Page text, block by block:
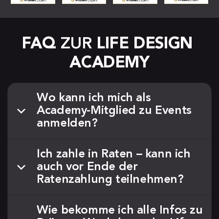
FAQ ZUR LIFE DESIGN
ACADEMY
Wo kann ich mich als
Academy-Mitglied zu Events
anmelden?
Im Rahmen der Life-Design-Academy bekommst
Du einen Account in unserem Mitglieder-Bereich.
Der Mitgliederbereich läuft über ein Programm
https://damian-richter.com/login
Ich zahle in Raten – kann ich
auch vor Ende der
Ratenzahlung teilnehmen?
Ja, wenn Du die Life-Design-Academy in Raten
Wie bekomme ich alle Infos zu